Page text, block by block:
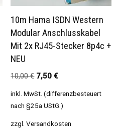
10m Hama ISDN Western
Modular Anschlusskabel
Mit 2x RJ45-Stecker 8p4c +
NEU
10,00€ 7,50€
inkl. MwSt. (differenzbesteuert
nach §25a UStG.)
zzgl.Versandkosten